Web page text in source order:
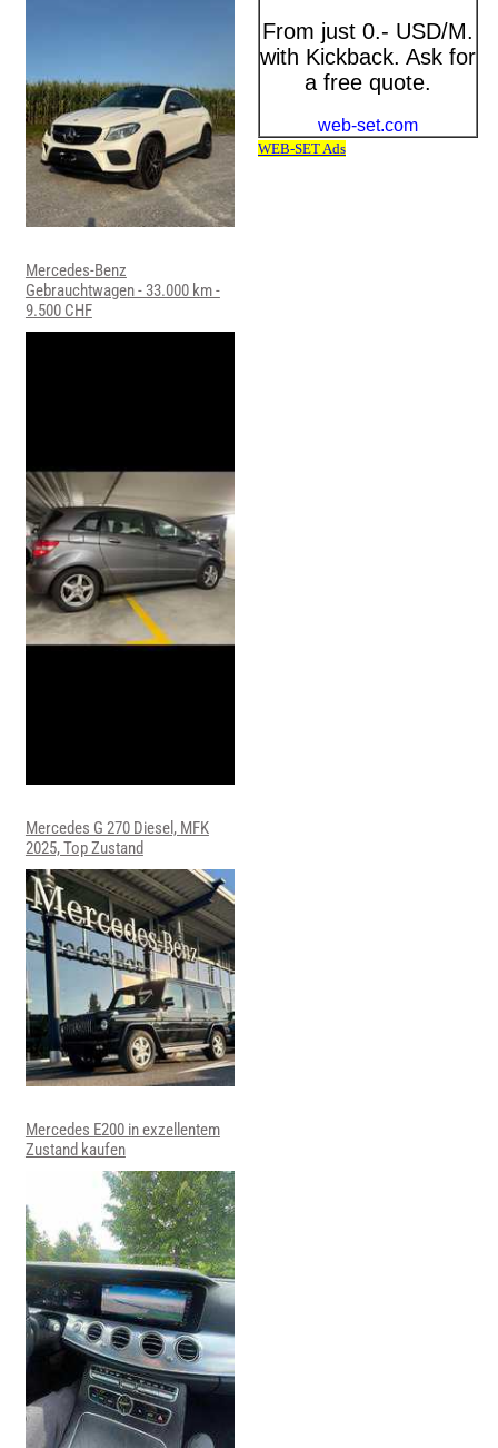
Mercedes-Benz
Gebrauchtwagen - 33.000 km -
9.500 CHF
Mercedes G 270 Diesel, MFK
2025, Top Zustand
Mercedes E200 in exzellentem
Zustand kaufen